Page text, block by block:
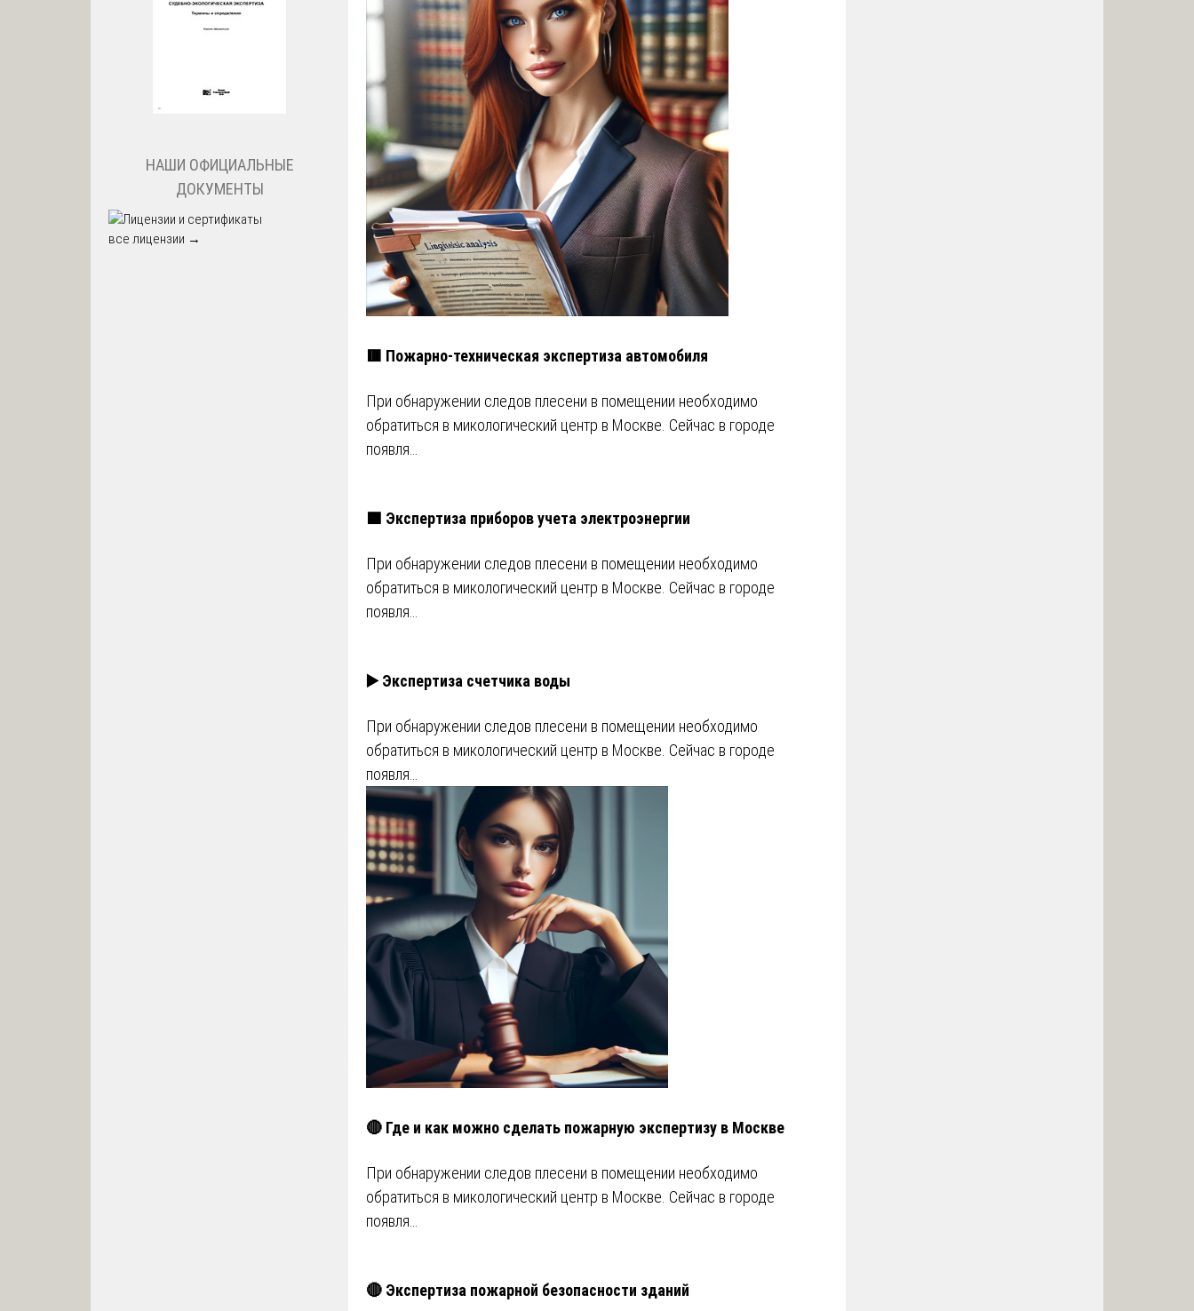
🟥 Пожарно-техническая экспертиза автомобиля
При обнаружении следов плесени в помещении необходимо
обратиться в микологический центр в Москве. Сейчас в городе
появля…
🟩 Экспертиза приборов учета электроэнергии
При обнаружении следов плесени в помещении необходимо
обратиться в микологический центр в Москве. Сейчас в городе
появля…
▶️ Экспертиза счетчика воды
При обнаружении следов плесени в помещении необходимо
обратиться в микологический центр в Москве. Сейчас в городе
появля…
🔴 Где и как можно сделать пожарную экспертизу в Москве
При обнаружении следов плесени в помещении необходимо
обратиться в микологический центр в Москве. Сейчас в городе
появля…
🔴 Экспертиза пожарной безопасности зданий
НАШИ ОФИЦИАЛЬНЫЕ
ДОКУМЕНТЫ
все лицензии →